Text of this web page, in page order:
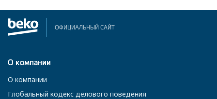
ОФИЦИАЛЬНЫЙ САЙТ
О компании
О компании
Глобальный кодекс делового поведения